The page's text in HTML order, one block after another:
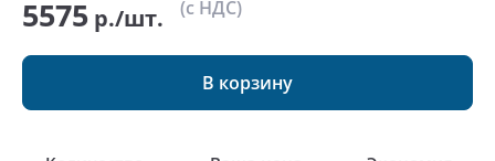
5575 р./шт. (с НДС)
В корзину